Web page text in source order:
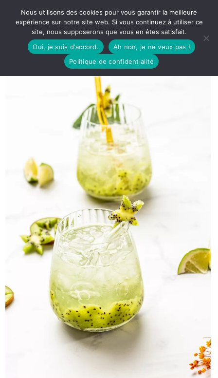
Nous utilisons des cookies pour vous garantir la meilleure
expérience sur notre site web. Si vous continuez à utiliser ce
site, nous supposerons que vous en êtes satisfait.
Oui, je suis d'accord.
Ah non, je ne veux pas !
Politique de confidentialité